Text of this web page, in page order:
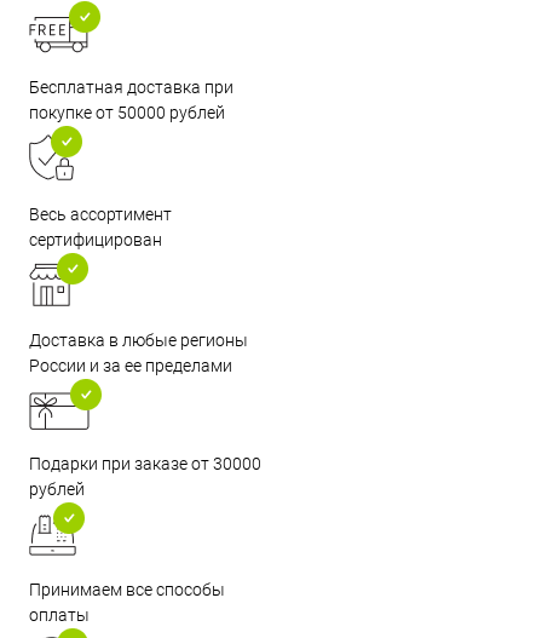
Бесплатная доставка при
покупке от 50000 рублей
Весь ассортимент
сертифицирован
Доставка в любые регионы
России и за ее пределами
Подарки при заказе от 30000
рублей
Принимаем все способы
оплаты